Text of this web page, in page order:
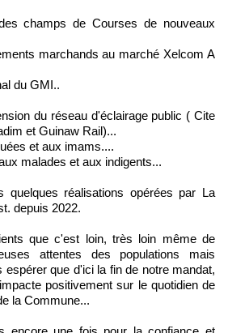
champs de Courses de nouveaux
marchands au marché Xelcom A
du GMI..
du réseau d'éclairage public ( Cite
et Guinaw Rail)...
et aux imams....
malades et aux indigents...
quelques réalisations opérées par La
depuis 2022.
que c'est loin, très loin même de
attentes des populations mais
espérer que d'ici la fin de notre mandat,
positivement sur le quotidien de
la Commune...